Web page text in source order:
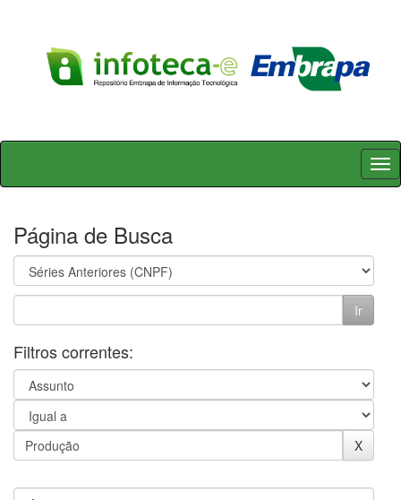
Skip
Página de Busca
Filtros correntes: